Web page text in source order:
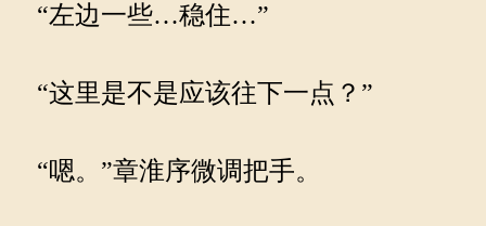
“左边一些…稳住…”
“这里是不是应该往下一点？”
“嗯。”章淮序微调把手。